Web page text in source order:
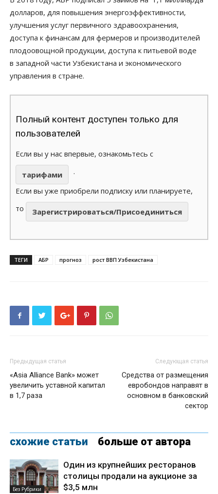
долларов, для повышения энергоэффективности,
улучшения услуг первичного здравоохранения,
доступа к финансам для фермеров и производителей
плодоовощной продукции, доступа к питьевой воде
в западной части Узбекистана и экономического
управления в стране.
Полный контент доступен только для
пользователей
Если вы у нас впервые, ознакомьтесь с
тарифами
.
Если вы уже приобрели подписку или планируете,
то
Зарегистрироваться/Присоединиться
ТЕГИ АБР прогноз рост ВВП Узбекистана
Предыдущая статья
«Asia Alliance Bank» может
увеличить уставной капитал
в 1,7 раза
Следующая статья
Средства от размещения
евробондов направят в
основном в банковский
сектор
схожие статьи больше от автора
Без Рубрики
Один из крупнейших ресторанов
столицы продали на аукционе за
$3,5 млн